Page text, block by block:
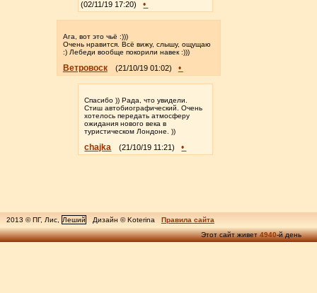
(02/11/19 17:20) •
Ага, вот это чьё :)))
Очень нравится. Всё вижу, слышу, ощущаю
:) Лебеди вообще покорили навек :)))
Ветровоск (21/10/19 01:02) •
Спасибо )) Рада, что увидели.
Стиш автобиографический. Очень
хотелось передать атмосферу
ожидания нового века в
туристическом Лондоне. ))
chajka (21/10/19 11:21) •
2013 © ПГ, Лис, Леший Дизайн © Koterina
Правила сайта
Этот сайт живет4940-й день